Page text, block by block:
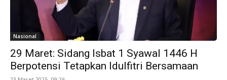
Nasional
29 Maret: Sidang Isbat 1 Syawal 1446 H
Berpotensi Tetapkan Idulfitri Bersamaan